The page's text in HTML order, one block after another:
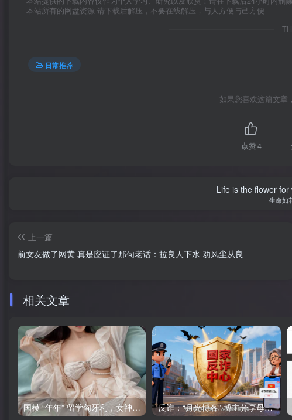
本站所有的网盘资源 请下载后解压，不要在线解压，与人方便与己方便
日常推荐
如果您喜欢这篇文章
点赞4
Life is the flower
生命如
上一篇
前女友做了网黄 真是应证了那句老话：拉良人下水 劝风尘从良
相关文章
国模 “年年” 留学匈牙利，女神将要退圈吗？ 反诈：“月光博客” 博主分享母亲被电信诈骗95万元的全过程